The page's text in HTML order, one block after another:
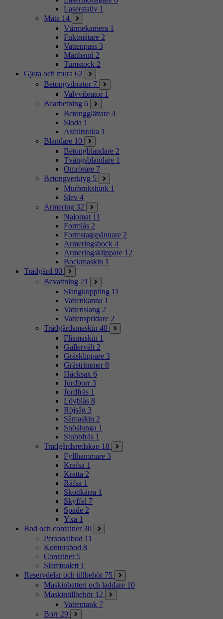
Laserstativ 1
Mäta 14
Värmekamera 1
Fuktmätare 2
Vattenpass 3
Måttband 2
Tumstock 2
Gjuta och mura 62
Betongvibrator 7
Valvvibrator 1
Bearbetning 6
Betongglättare 4
Sloda 1
Asfaltsraka 1
Blandare 10
Betongblandare 2
Tvångsblandare 1
Omrörare 7
Betongverktyg 5
Murbrukshink 1
Slev 4
Armering 32
Najomat 11
Formlås 2
Formstagspännare 2
Armeringsbock 4
Armeringsklippare 12
Bockmaskin 1
Trädgård 80
Bevattning 21
Slangkoppling 11
Vattenkanna 1
Vattenslang 2
Vattenspridare 2
Trädgårdsmaskin 40
Flismaskin 1
Gallervält 2
Gräsklippare 3
Grästrimmer 8
Häcksax 6
Jordborr 3
Jordfräs 1
Lövblås 8
Röjsåg 3
Såmaskin 2
Snöslunga 1
Stubbfräs 1
Trädgårdsredskap 18
Fyllhammare 3
Krafsa 1
Kratta 2
Räfsa 1
Skottkärra 1
Skyffel 7
Spade 2
Yxa 1
Bod och container 30
Personalbod 11
Kontorsbod 8
Container 5
Slamtoalett 1
Reservdelar och tillbehör 75
Maskinbatteri och laddare 10
Maskintillbehör 12
Vattentank 7
Borr 29